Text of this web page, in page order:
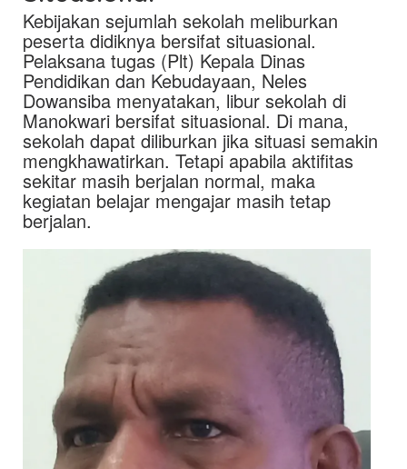
Kebijakan sejumlah sekolah meliburkan
peserta didiknya bersifat situasional.
Pelaksana tugas (Plt) Kepala Dinas
Pendidikan dan Kebudayaan, Neles
Dowansiba menyatakan, libur sekolah di
Manokwari bersifat situasional. Di mana,
sekolah dapat diliburkan jika situasi semakin
mengkhawatirkan. Tetapi apabila aktifitas
sekitar masih berjalan normal, maka
kegiatan belajar mengajar masih tetap
berjalan.